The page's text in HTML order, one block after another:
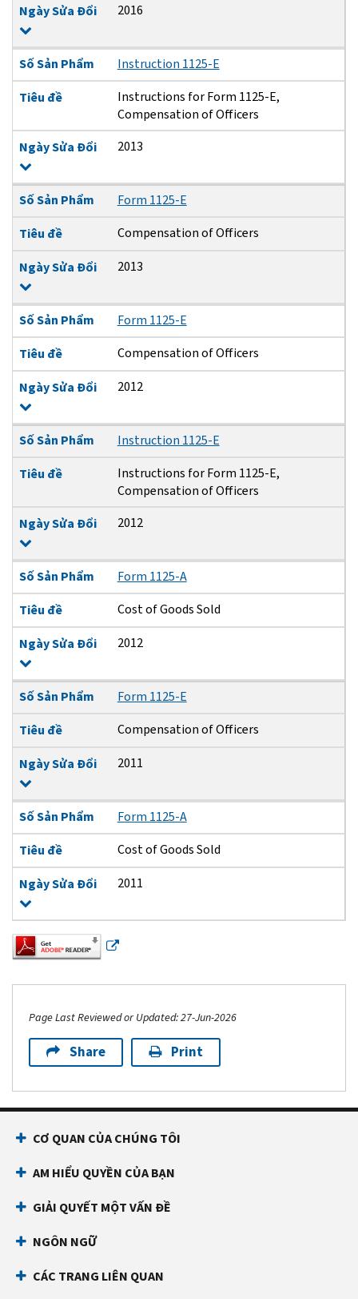
Ngày Sửa Đổi 2016
Số Sản Phẩm
Instruction 1125-E
Tiêu đề
Instructions for Form 1125-E,
Compensation of Officers
Ngày Sửa Đổi
2013
Số Sản Phẩm
Form 1125-E
Tiêu đề
Compensation of Officers
Ngày Sửa Đổi 2013
Số Sản Phẩm
Form 1125-E
Tiêu đề
Compensation of Officers
Ngày Sửa Đổi 2012
Số Sản Phẩm
Instruction 1125-E
Tiêu đề
Instructions for Form 1125-E,
Compensation of Officers
Ngày Sửa Đổi
2012
Số Sản Phẩm
Form 1125-A
Tiêu đề
Cost of Goods Sold
Ngày Sửa Đổi 2012
Số Sản Phẩm
Form 1125-E
Tiêu đề
Compensation of Officers
Ngày Sửa Đổi 2011
Số Sản Phẩm
Form 1125-A
Tiêu đề
Cost of Goods Sold
Ngày Sửa Đổi 2011
Page Last Reviewed or Updated: 27-Jun-2026
Share Print
Footer Navigation
CƠ QUAN CỦA CHÚNG TÔI
AM HIỂU QUYỀN CỦA BẠN
GIẢI QUYẾT MỘT VẤN ĐỀ
NGÔN NGỮ
CÁC TRANG LIÊN QUAN